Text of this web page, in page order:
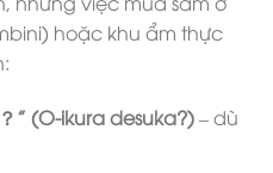
hoặc khu ẩm thực
” (O-ikura desuka?)– dù